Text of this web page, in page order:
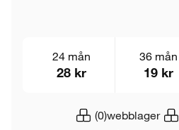
(0)webblager
24 mån
28 kr
36 mån
19 kr